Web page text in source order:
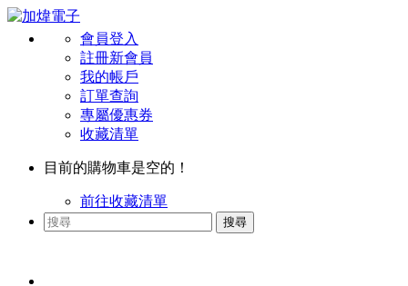
會員登入
註冊新會員
我的帳戶
訂單查詢
專屬優惠券
收藏清單
目前的購物車是空的！
前往收藏清單
搜尋